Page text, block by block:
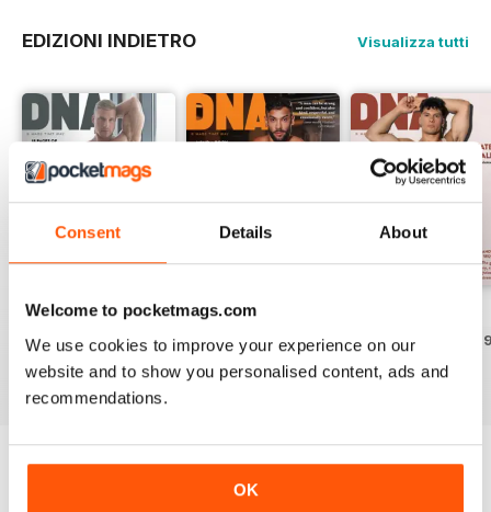
Consent Details About
Welcome to pocketmags.com
We use cookies to improve your experience on our
website and to show you personalised content, ads and
recommendations.
OK
EDIZIONI INDIETRO Visualizza tutti
DNA #318 – The Swimwear Issue
Acquista per€12,99
Vista|Al carrello
DNA 316 – The Mind And Body Issue
Acquista per €12,99
Vista |Al carrello
Acquista per
Vista
|Al carrello